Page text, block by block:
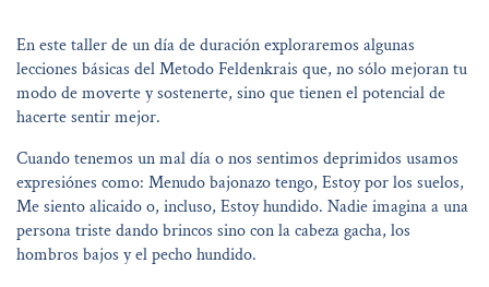
En este taller de un día de duración exploraremos algunas
lecciones básicas del Metodo Feldenkrais que, no sólo mejoran tu
modo de moverte y sostenerte, sino que tienen el potencial de
hacerte sentir mejor.
Cuando tenemos un mal día o nos sentimos deprimidos usamos
expresiónes como: Menudo bajonazo tengo, Estoy por los suelos,
Me siento alicaido o, incluso, Estoy hundido. Nadie imagina a una
persona triste dando brincos sino con la cabeza gacha, los
hombros bajos y el pecho hundido.